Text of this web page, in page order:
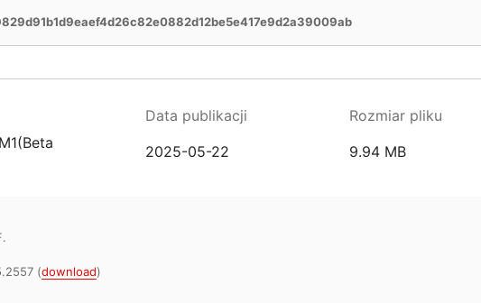
Data publikacji
Rozmiar pliku
2025-05-22 9.94 MB
(download)